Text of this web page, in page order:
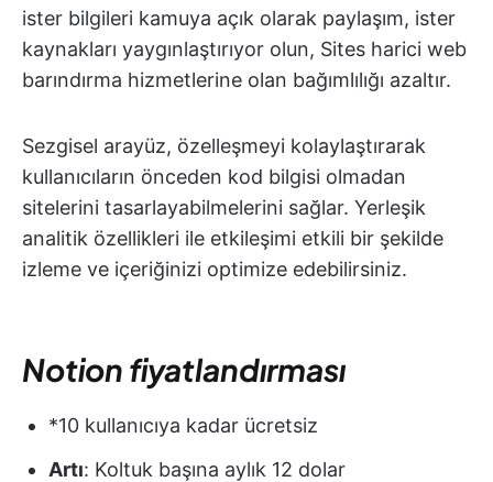
ister bilgileri kamuya açık olarak paylaşım, ister
kaynakları yaygınlaştırıyor olun, Sites harici web
barındırma hizmetlerine olan bağımlılığı azaltır.
Sezgisel arayüz, özelleşmeyi kolaylaştırarak
kullanıcıların önceden kod bilgisi olmadan
sitelerini tasarlayabilmelerini sağlar. Yerleşik
analitik özellikleri ile etkileşimi etkili bir şekilde
izleme ve içeriğinizi optimize edebilirsiniz.
Notion fiyatlandırması
*10 kullanıcıya kadar ücretsiz
Artı: Koltuk başına aylık 12 dolar